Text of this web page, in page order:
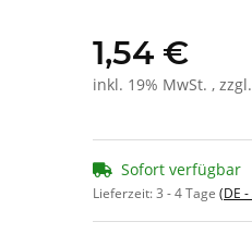
1,54 €
inkl. 19% MwSt. , zzgl.
Sofort verfügbar
Lieferzeit:3 - 4 Tage (DE